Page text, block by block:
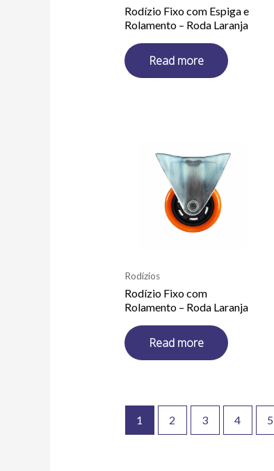
Rodízio Fixo com Espiga e
Rolamento – Roda Laranja
Read more
Rodízios
Rodízio Fixo com
Rolamento – Roda Laranja
Read more
1 2 3 4 5